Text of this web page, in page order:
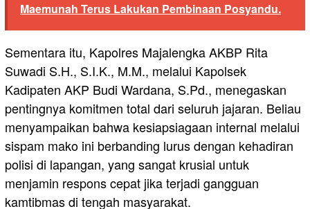
Maemunah Terus Lakukan Pembinaan Posyandu.
Sementara itu, Kapolres Majalengka AKBP Rita
Suwadi S.H., S.I.K., M.M., melalui Kapolsek
Kadipaten AKP Budi Wardana, S.Pd., menegaskan
pentingnya komitmen total dari seluruh jajaran. Beliau
menyampaikan bahwa kesiapsiagaan internal melalui
sispam mako ini berbanding lurus dengan kehadiran
polisi di lapangan, yang sangat krusial untuk
menjamin respons cepat jika terjadi gangguan
kamtibmas di tengah masyarakat.